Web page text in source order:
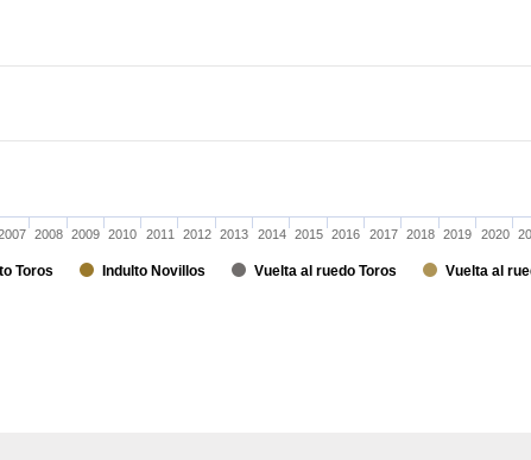
Toros Indulto Novillos Vuelta al ruedo Toros Vuelta al
2008 2009 2010 2011 2012 2013 2014 2015 2016 2017 2018 2019 2020